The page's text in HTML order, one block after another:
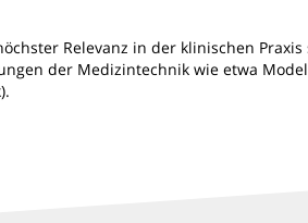
Relevanz in der klinischen Praxis
der Medizintechnik wie etwa